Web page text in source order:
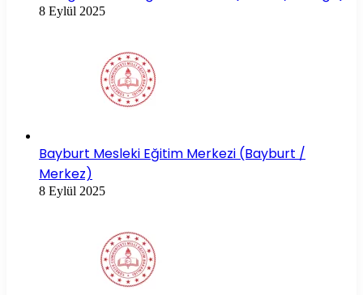
8 Eylül 2025
Bayburt Mesleki Eğitim Merkezi (Bayburt /
Merkez)
8 Eylül 2025